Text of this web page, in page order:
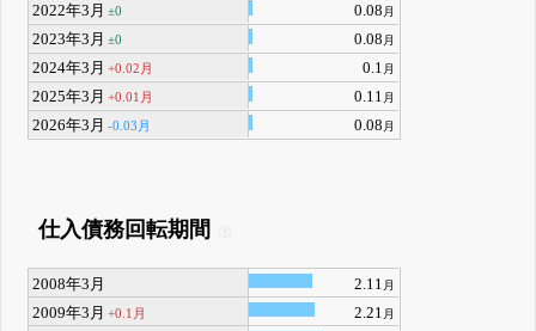
2022年3月 ±0 0.08月
2023年3月 ±0 0.08月
2024年3月 +0.02月 0.1月
2025年3月 +0.01月 0.11月
2026年3月 -0.03月 0.08月
仕入債務回転期間
2008年3月 2.11 月
2009年3月 +0.1月 2.21 月